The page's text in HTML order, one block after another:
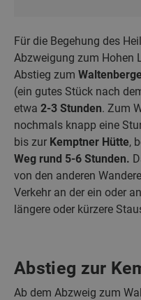
Für die Begehung des
Abzweigung zum Hohen
Abstieg zum
(ein gutes Stück nach
etwa 2-3 Stunden. Zum
nochmals knapp eine
bis zur Kemptner Hütte,
Weg rund 5-6 Stunden.
von den anderen
Verkehr an der ein oder
längere oder kürzere
Abstieg zur
Ab dem Abzweig zum